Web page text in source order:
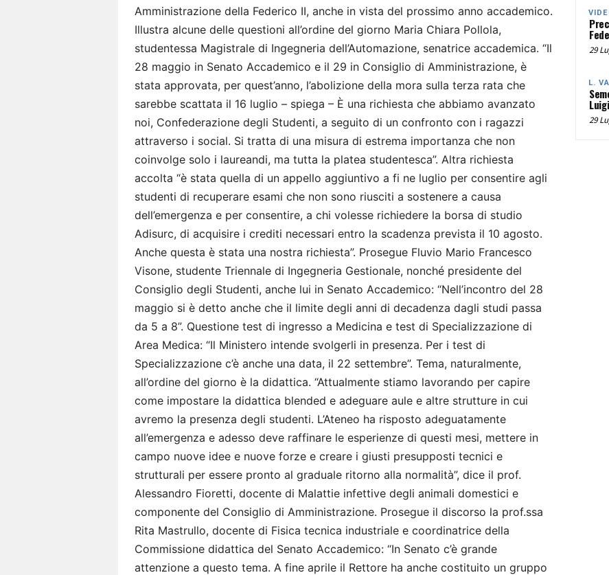
Amministrazione della Federico II, anche in vista del prossimo anno accademico.
Illustra alcune delle questioni all’ordine del giorno Maria Chiara Pollola,
studentessa Magistrale di Ingegneria dell’Automazione, senatrice accademica. “Il
28 maggio in Senato Accademico e il 29 in Consiglio di Amministrazione, è
stata approvata, per quest’anno, l’abolizione della mora sulla terza rata che
sarebbe scattata il 16 luglio – spiega – È una richiesta che abbiamo avanzato
noi, Confederazione degli Studenti, a seguito di un confronto con i ragazzi
attraverso i social. Si tratta di una misura di estrema importanza che non
coinvolge solo i laureandi, ma tutta la platea studentesca”. Altra richiesta
accolta “è stata quella di un appello aggiuntivo a fi ne luglio per consentire agli
studenti di recuperare esami che non sono riusciti a sostenere a causa
dell’emergenza e per consentire, a chi volesse richiedere la borsa di studio
Adisurc, di acquisire i crediti necessari entro la scadenza prevista il 10 agosto.
Anche questa è stata una nostra richiesta”. Prosegue Fluvio Mario Francesco
Visone, studente Triennale di Ingegneria Gestionale, nonché presidente del
Consiglio degli Studenti, anche lui in Senato Accademico: “Nell’incontro del 28
maggio si è detto anche che il limite degli anni di decadenza dagli studi passa
da 5 a 8”. Questione test di ingresso a Medicina e test di Specializzazione di
Area Medica: “Il Ministero intende svolgerli in presenza. Per i test di
Specializzazione c’è anche una data, il 22 settembre”. Tema, naturalmente,
all’ordine del giorno è la didattica. “Attualmente stiamo lavorando per capire
come impostare la didattica blended e adeguare aule e altre strutture in cui
avremo la presenza degli studenti. L’Ateneo ha risposto adeguatamente
all’emergenza e adesso deve raffinare le esperienze di questi mesi, mettere in
campo nuove idee e nuove forze e creare i giusti presupposti tecnici e
strutturali per essere pronto al graduale ritorno alla normalità”, dice il prof.
Alessandro Fioretti, docente di Malattie infettive degli animali domestici e
componente del Consiglio di Amministrazione. Prosegue il discorso la prof.ssa
Rita Mastrullo, docente di Fisica tecnica industriale e coordinatrice della
Commissione didattica del Senato Accademico: “In Senato c’è grande
attenzione a questo tema. A fine aprile il Rettore ha anche costituito un gruppo
29
L.
29